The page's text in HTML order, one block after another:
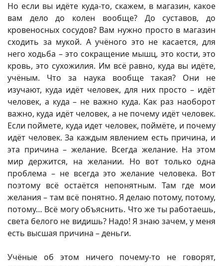
Но если вы идёте куда-то, скажем, в магазин, какое
вам дело до колен вообще? До суставов, до
кровеносных сосудов? Вам нужно просто в магазин
сходить за мукой. А учёного это не касается, для
него ходьба – это сокращение мышц, это кости, это
кровь, это сухожилия. Им всё равно, куда вы идёте,
учёным. Что за наука вообще такая? Они не
изучают, куда идёт человек, для них просто – идёт
человек, а куда – не важно куда. Как раз наоборот
важно, куда идёт человек, а не почему идёт человек.
Если поймете, куда идет человек, поймёте, и почему
идёт человек. За каждым явлением есть причина, и
эта причина – желание. Всегда желание. На этом
мир держится, на желании. Но вот только одна
проблема – не всегда это желание человека. Вот
поэтому всё остаётся непонятным. Там где мои
желания – там всё понятно. Я делаю потому, потому,
потому… Всё могу объяснить. Что же ты работаешь,
света белого не видишь? Надо! Я знаю зачем, у меня
есть высшая причина – деньги.
Учёные об этом ничего почему-то не говорят,